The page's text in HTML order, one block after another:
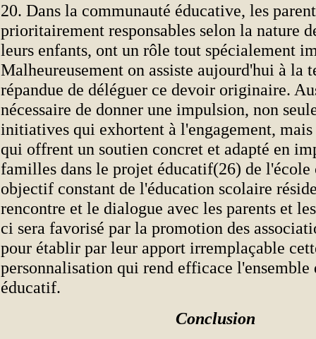
20. Dans la communauté éducative, les
prioritairement responsables selon la nature
leurs enfants, ont un rôle tout spécialement
Malheureusement on assiste aujourd'hui à la
répandue de déléguer ce devoir originaire.
nécessaire de donner une impulsion, non
initiatives qui exhortent à l'engagement, mais
qui offrent un soutien concret et adapté en
familles dans le projet éducatif(26) de
objectif constant de l'éducation scolaire
rencontre et le dialogue avec les parents et
ci sera favorisé par la promotion des
pour établir par leur apport irremplaçable
personnalisation qui rend efficace l'ensemble
éducatif.
Conclusion